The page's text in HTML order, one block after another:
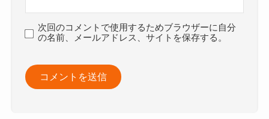
次回のコメントで使用するためブラウザーに自分
の名前、メールアドレス、サイトを保存する。